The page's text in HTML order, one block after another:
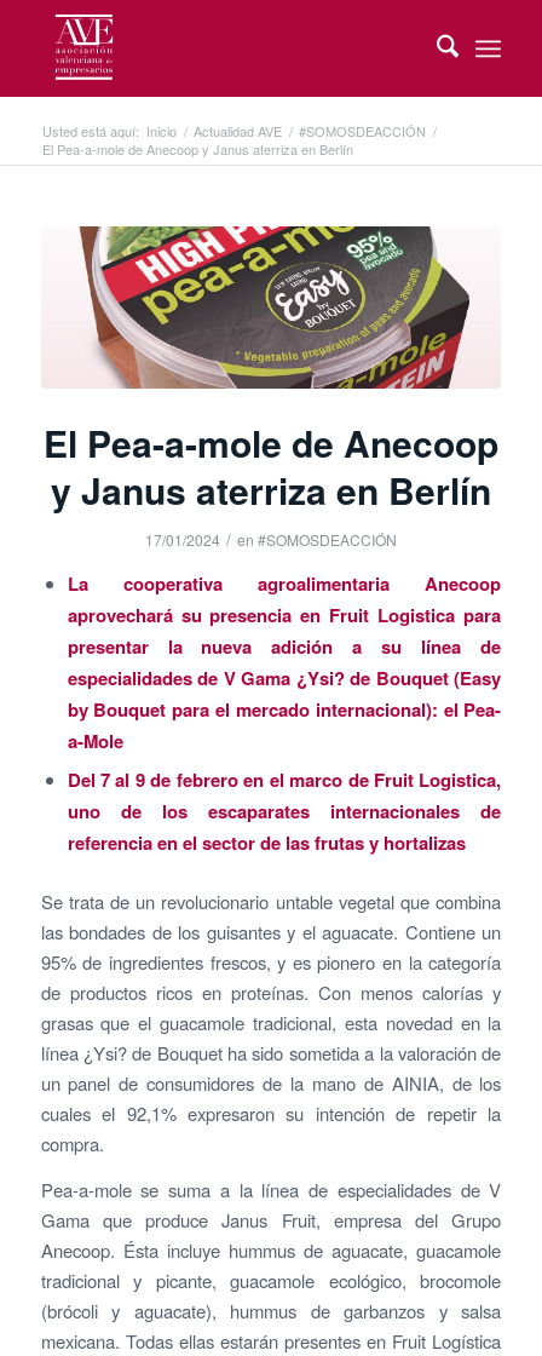
Usted está aquí: Inicio / Actualidad AVE / #SOMOSDEACCIÓN /
El Pea-a-mole de Anecoop y Janus aterriza en Berlín
El Pea-a-mole de Anecoop
y Janus aterriza en Berlín
17/01/2024 / en #SOMOSDEACCIÓN
La cooperativa agroalimentaria Anecoop
aprovechará su presencia en Fruit Logistica para
presentar la nueva adición a su línea de
especialidades de V Gama ¿Ysi? de Bouquet (Easy
by Bouquet para el mercado internacional): el Pea-
a-Mole
Del 7 al 9 de febrero en el marco de Fruit Logistica,
uno de los escaparates internacionales de
referencia en el sector de las frutas y hortalizas
Se trata de un revolucionario untable vegetal que combina
las bondades de los guisantes y el aguacate. Contiene un
95% de ingredientes frescos, y es pionero en la categoría
de productos ricos en proteínas. Con menos calorías y
grasas que el guacamole tradicional, esta novedad en la
línea ¿Ysi? de Bouquet ha sido sometida a la valoración de
un panel de consumidores de la mano de AINIA, de los
cuales el 92,1% expresaron su intención de repetir la
compra.
Pea-a-mole se suma a la línea de especialidades de V
Gama que produce Janus Fruit, empresa del Grupo
Anecoop. Ésta incluye hummus de aguacate, guacamole
tradicional y picante, guacamole ecológico, brocomole
(brócoli y aguacate), hummus de garbanzos y salsa
mexicana. Todas ellas estarán presentes en Fruit Logística